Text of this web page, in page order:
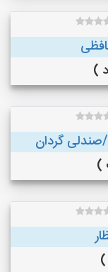
صندلی گردان